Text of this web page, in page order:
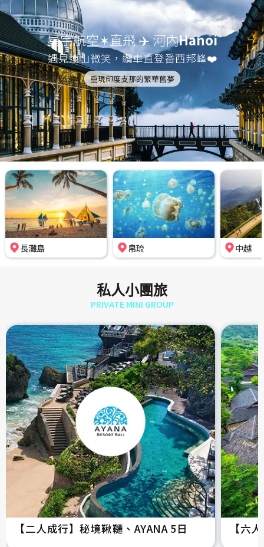
星宇航空✶直飛 ✈️ 河內Hanoi
遇見遠山微笑，纜車直登番西邦峰❤️
重現印度支那的繁華舊夢
長灘島 帛琉 中越
私人小團旅
PRIVATE MINI GROUP
【二人成行】秘境鞦韆、AYANA 5日 【六